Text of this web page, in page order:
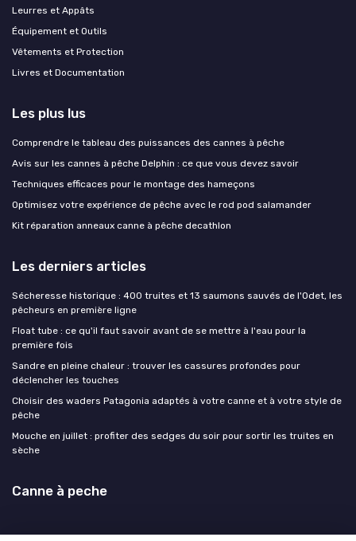
Leurres et Appâts
Équipement et Outils
Vêtements et Protection
Livres et Documentation
Les plus lus
Comprendre le tableau des puissances des cannes à pêche
Avis sur les cannes à pêche Delphin : ce que vous devez savoir
Techniques efficaces pour le montage des hameçons
Optimisez votre expérience de pêche avec le rod pod salamander
Kit réparation anneaux canne à pêche decathlon
Les derniers articles
Sécheresse historique : 400 truites et 13 saumons sauvés de l'Odet, les
pêcheurs en première ligne
Float tube : ce qu'il faut savoir avant de se mettre à l'eau pour la
première fois
Sandre en pleine chaleur : trouver les cassures profondes pour
déclencher les touches
Choisir des waders Patagonia adaptés à votre canne et à votre style de
pêche
Mouche en juillet : profiter des sedges du soir pour sortir les truites en
sèche
Canne à peche